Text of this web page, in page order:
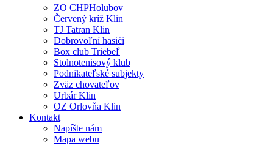
ZO CHPHolubov
Červený kríž Klin
TJ Tatran Klin
Dobrovoľní hasiči
Box club Triebeľ
Stolnotenisový klub
Podnikateľské subjekty
Zväz chovateľov
Urbár Klin
OZ Orlovňa Klin
Kontakt
Napíšte nám
Mapa webu